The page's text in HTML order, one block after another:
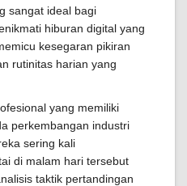
sangat ideal bagi
hiburan digital yang
kesegaran pikiran
rutinitas harian yang
yang memiliki
perkembangan industri
sering kali
di malam hari tersebut
taktik pertandingan